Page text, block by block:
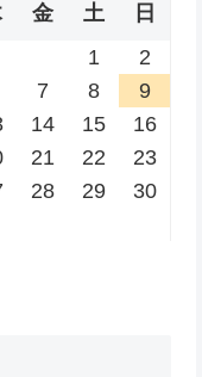
金 土
日
1
2
7 8
9
14 15
16
21 22
23
28 29
30